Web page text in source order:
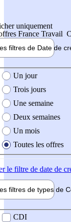
uniquement
France Travail
filtres de Date de
création de l'offre
Un jour
Trois jours
Une semaine
Deux semaines
Un mois
Toutes les offres
le filtre de date de
filtres de types de
contrat
CDI